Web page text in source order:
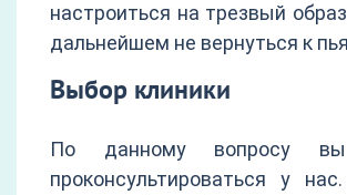
настроиться на трезвый
дальнейшем не вернуться к
Выбор клиники
По данному вопросу
проконсультироваться у